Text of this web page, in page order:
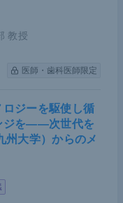
教授
医師・歯科医師限定
ロジーを駆使し循
ジを――次世代を
州大学）からのメ